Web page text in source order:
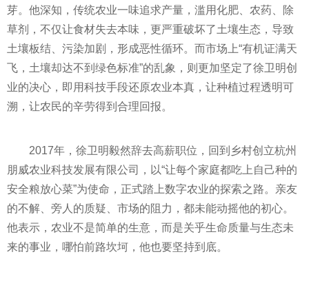
芽。他深知，传统农业一味追求产量，滥用化肥、农药、除
草剂，不仅让食材失去本味，更严重破坏了土壤生态，导致
土壤板结、污染加剧，形成恶性循环。而市场上“有机证满天
飞，土壤却达不到绿色标准”的乱象，则更加坚定了徐卫明创
业的决心，即用科技手段还原农业本真，让种植过程透明可
溯，让农民的辛劳得到合理回报。
2017年，徐卫明毅然辞去高薪职位，回到乡村创立杭州
朋威农业科技发展有限公司，以“让每个家庭都吃上自己种的
安全粮放心菜”为使命，正式踏上数字农业的探索之路。亲友
的不解、旁人的质疑、市场的阻力，都未能动摇他的初心。
他表示，农业不是简单的生意，而是关乎生命质量与生态未
来的事业，哪怕前路坎坷，他也要坚持到底。